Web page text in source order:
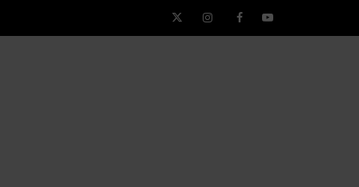
TwitterInstagramFacebookYouTube